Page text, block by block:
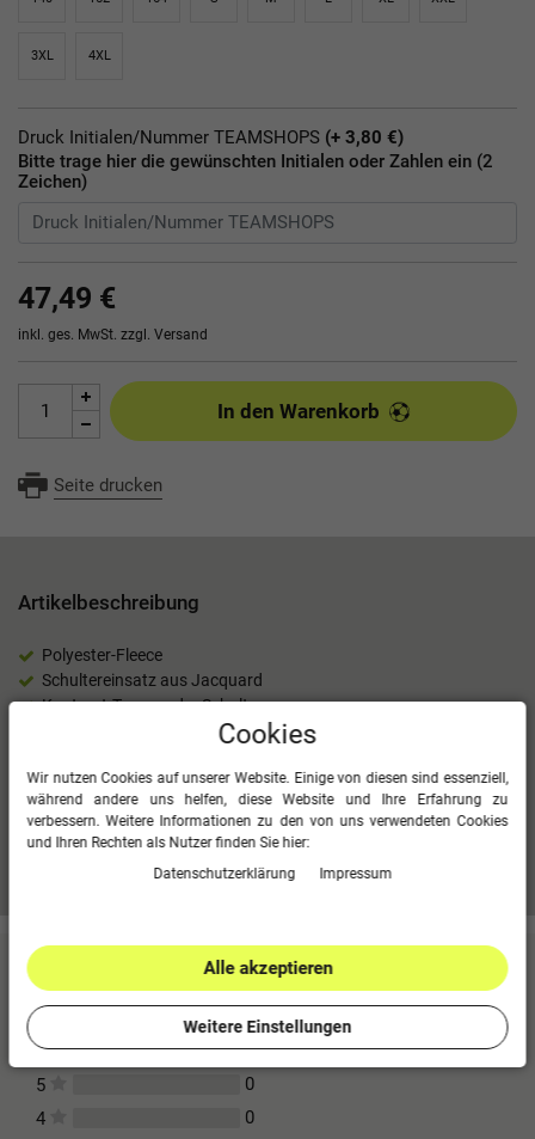
3XL 4XL
Druck Initialen/Nummer TEAMSHOPS (+ 3,80 €)
Bitte trage hier die gewünschten Initialen oder Zahlen ein (2
Zeichen)
47,49 €
inkl. ges. MwSt. zzgl. Versand
In den Warenkorb
Seite drucken
Artikelbeschreibung
Polyester-Fleece
Schultereinsatz aus Jacquard
Kontrast-Tape an der Schulter
100 % Polyester (recycelt)
Mehr Informationen zum EU Verantwortlichen »
Kundenbewertungen
Für diesen Artikel erfolgte leider noch keine
Kundenbewertung.
5
0
4
0
Cookies
Wir nutzen Cookies auf unserer Website. Einige von diesen sind essenziell,
während andere uns helfen, diese Website und Ihre Erfahrung zu
verbessern. Weitere Informationen zu den von uns verwendeten Cookies
und Ihren Rechten als Nutzer finden Sie hier:
Daten­schutz­erklärung
Impressum
Alle akzeptieren
Weitere Einstellungen